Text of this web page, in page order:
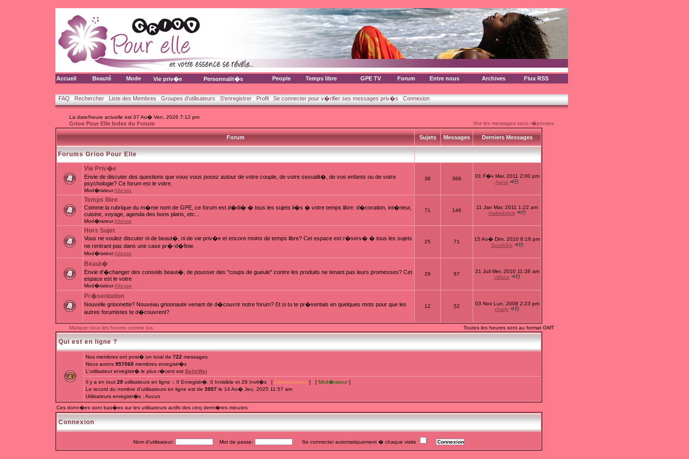
Accueil Beauté Mode Vie priv�e Personnalit�s People Temps libre GPE TV Forum Entre nous Archives Flux RSS
FAQ Rechercher Liste des Membres Groupes d'utilisateurs S'enregistrer Profil Se connecter pour v�rifier ses messages priv�s Connexion
La date/heure actuelle est 07 Ao� Ven, 2026 7:12 pm
Grioo Pour Elle Index du Forum Voir les messages sans r�ponses
Forum Sujets Messages Derniers Messages
Forums Grioo Pour Elle
Vie Priv�e
Envie de discuter des questions que vous vous posez autour de votre couple, de votre sexualit�, de vos enfants ou de votre
psychologie? Ce forum est le votre.
Mod�rateurAltesse
36 366
01 F�v Mar, 2011 2:00 pm
Agna
Temps libre
Comme la rubrique du m�me nom de GPE, ce forum est d�di� � tous les sujets li�s � votre temps libre: d�coration, int�rieur,
cuisine, voyage, agenda des bons plans, etc...
Mod�rateurAltesse
71 146
11 Jan Mar, 2011 1:22 am
makedalois
Hors Sujet
Vous ne voulez discuter ni de beaut�, ni de vie priv�e et encore moins de temps libre? Cet espace est r�serv� � tous les sujets
ne rentrant pas dans une case pr�-d�finie.
Mod�rateurAltesse
25 71
15 Ao� Dim, 2010 8:18 pm
SouthSis
Beaut�
Envie d'�changer des conseils beaut�, de pousser des "coups de gueule" contre les produits ne tenant pas leurs promesses? Cet
espace est le votre
Mod�rateurAltesse
29 87
21 Juil Mer, 2010 11:38 am
cldaco
Pr�sentation
Nouvelle grioonette? Nouveau grioonaute venant de d�couvrir notre forum? Et si tu te pr�sentais en quelques mots pour que les
autres forumistes te d�couvrent?
12 52
03 Nov Lun, 2008 2:23 pm
charly
Marquer tous les forums comme lus Toutes les heures sont au format GMT
Qui est en ligne ?
Nos membres ont post� un total de 722 messages
Nous avons 957060 membres enregistr�s
L'utilisateur enregistr� le plus r�cent est BelleWei
Il y a en tout 29 utilisateurs en ligne :: 0 Enregistr�, 0 Invisible et 29 Invit�s [ Administrateur ] [ Mod�rateur]
Le record du nombre d'utilisateurs en ligne est de 3957 le 14 Ao� Jeu, 2025 11:57 am
Utilisateurs enregistr�s : Aucun
Ces donn�es sont bas�es sur les utilisateurs actifs des cinq derni�res minutes
Connexion
Nom d'utilisateur: Mot de passe: Se connecter automatiquement � chaque visite